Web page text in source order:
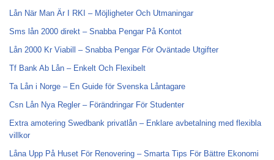
Lån När Man Är I RKI – Möjligheter Och Utmaningar
Sms lån 2000 direkt – Snabba Pengar På Kontot
Lån 2000 Kr Viabill – Snabba Pengar För Oväntade Utgifter
Tf Bank Ab Lån – Enkelt Och Flexibelt
Ta Lån i Norge – En Guide för Svenska Låntagare
Csn Lån Nya Regler – Förändringar För Studenter
Extra amotering Swedbank privatlån – Enklare avbetalning med flexibla
villkor
Låna Upp På Huset För Renovering – Smarta Tips För Bättre Ekonomi